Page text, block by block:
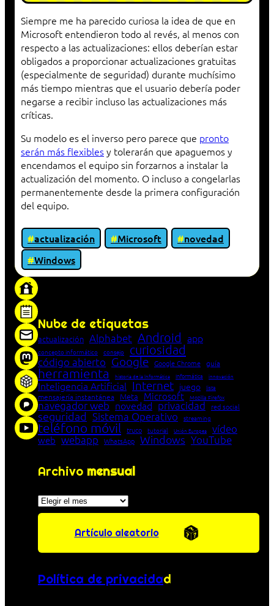
Siempre me ha parecido curiosa la idea de que en
Microsoft entendieron todo al revés, al menos con
respecto a las actualizaciones: ellos deberían estar
obligados a proporcionar actualizaciones gratuitas
(especialmente de seguridad) durante muchísimo
más tiempo mientras que el usuario debería poder
negarse a recibir incluso las actualizaciones más
críticas.
Su modelo es el inverso pero parece que pronto
serán más flexiblesy tolerarán que apaguemos y
encendamos el equipo sin forzarnos a instalar la
actualización del momento. O incluso a congelarlas
permanentemente desde la primera configuración
del equipo.
actualización Microsoft
novedad
Windows
Nube de etiquetas
actualización Alphabet Android app
concepto informático consejo curiosidad
código abierto Google Google Chrome guía
herramienta historia de la Informática Informática innovación
Inteligencia Artificial Internet juego lista
mensajería instantánea Meta Microsoft Mozilla Firefox
navegador web novedad privacidad red social
seguridad Sistema Operativo streaming
teléfono móvil truco tutorial Unión Europea vídeo
web webapp WhatsApp Windows YouTube
Archivo mensual
Archivos
Artículo aleatorio
Política de privacidad